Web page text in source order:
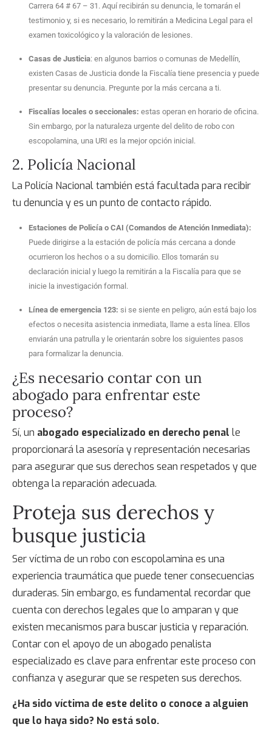
Carrera 64 # 67 – 31. Aquí recibirán su denuncia, le tomarán el
testimonio y, si es necesario, lo remitirán a Medicina Legal para el
examen toxicológico y la valoración de lesiones.
Casas de Justicia: en algunos barrios o comunas de Medellín,
existen Casas de Justicia donde la Fiscalía tiene presencia y puede
presentar su denuncia. Pregunte por la más cercana a ti.
Fiscalías locales o seccionales: estas operan en horario de oficina.
Sin embargo, por la naturaleza urgente del delito de robo con
escopolamina, una URI es la mejor opción inicial.
2. Policía Nacional
La Policía Nacional también está facultada para recibir
tu denuncia y es un punto de contacto rápido.
Estaciones de Policía o CAI (Comandos de Atención Inmediata):
Puede dirigirse a la estación de policía más cercana a donde
ocurrieron los hechos o a su domicilio. Ellos tomarán su
declaración inicial y luego la remitirán a la Fiscalía para que se
inicie la investigación formal.
Línea de emergencia 123: si se siente en peligro, aún está bajo los
efectos o necesita asistencia inmediata, llame a esta línea. Ellos
enviarán una patrulla y le orientarán sobre los siguientes pasos
para formalizar la denuncia.
¿Es necesario contar con un
abogado para enfrentar este
proceso?
Sí, un abogado especializado en derecho penal le
proporcionará la asesoría y representación necesarias
para asegurar que sus derechos sean respetados y que
obtenga la reparación adecuada.
Proteja sus derechos y
busque justicia
Ser víctima de unrobo con escopolamina es una
experiencia traumática que puede tener consecuencias
duraderas. Sin embargo, es fundamental recordar que
cuenta con derechos legales que lo amparan y que
existen mecanismos para buscar justicia y reparación.
Contar con el apoyo de un abogado penalista
especializado es clave para enfrentar este proceso con
confianza y asegurar que se respeten sus derechos.
¿Ha sido víctima de este delito o conoce a alguien
que lo haya sido? No está solo.